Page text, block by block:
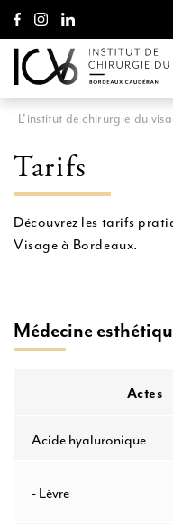
l
Recherche
L'institut de chirurgie du
Tarifs
Découvrez les tarifs
Visage à Bordeaux.
Médecine
Actes
Acide hyaluronique
- Lèvre